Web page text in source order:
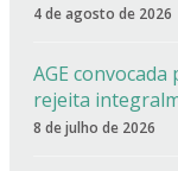
4 de agosto de 2026
AGE
rejeita
8 de julho de 2026